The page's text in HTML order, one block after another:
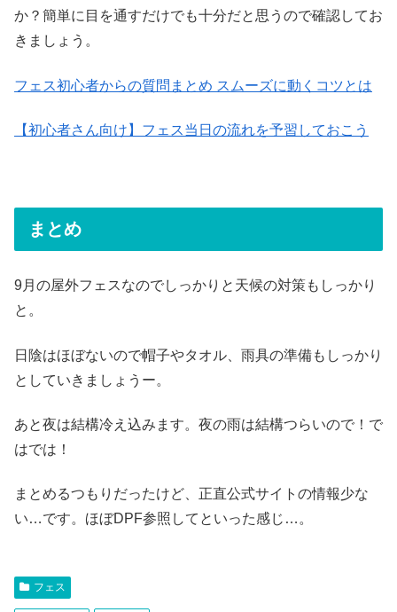
か？簡単に目を通すだけでも十分だと思うので確認してお
きましょう。
フェス初心者からの質問まとめ スムーズに動くコツとは
【初心者さん向け】フェス当日の流れを予習しておこう
まとめ
9月の屋外フェスなのでしっかりと天候の対策もしっかり
と。
日陰はほぼないので帽子やタオル、雨具の準備もしっかり
としていきましょうー。
あと夜は結構冷え込みます。夜の雨は結構つらいので！で
はでは！
まとめるつもりだったけど、正直公式サイトの情報少な
い…です。ほぼDPF参照してといった感じ…。
フェス